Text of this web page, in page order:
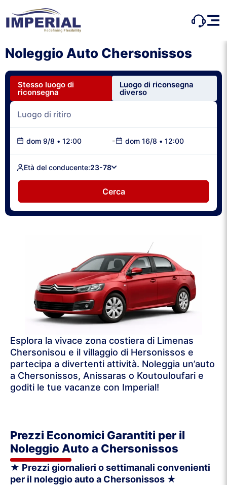
Noleggio Auto Chersonissos
Stesso luogo di
riconsegna
Luogo di riconsegna
diverso
dom 9/8 • 12:00 - dom 16/8 • 12:00
Età del conducente:23-78
Cerca
Esplora la vivace zona costiera di Limenas
Chersonisou e il villaggio di Hersonissos e
partecipa a divertenti attività. Noleggia un’auto
a Chersonissos, Anissaras o Koutouloufari e
goditi le tue vacanze con Imperial!
Prezzi Economici Garantiti per il
Noleggio Auto a Chersonissos
★ Prezzi giornalieri o settimanali convenienti
per il noleggio auto a Chersonissos ★